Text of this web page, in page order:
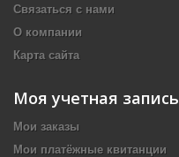
Связаться с нами
О компании
Карта сайта
Моя учетная запись
Мои заказы
Мои платёжные квитанции